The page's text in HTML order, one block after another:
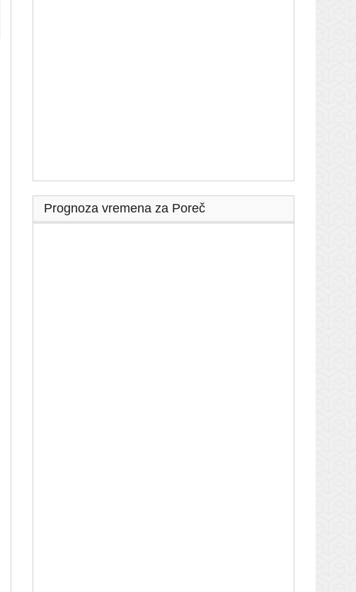
Prognoza vremena za Poreč